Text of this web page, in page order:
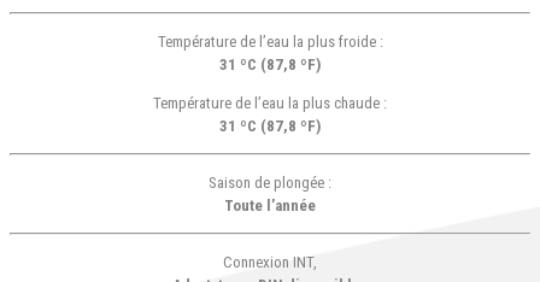
Température de l’eau la plus froide :
31 ºC (87,8 ºF)
Température de l’eau la plus chaude :
31 ºC (87,8 ºF)
Saison de plongée :
Toute l’année
Connexion INT,